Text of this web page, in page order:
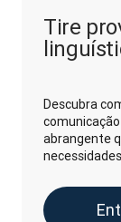
Tire
Descubra
abrangente